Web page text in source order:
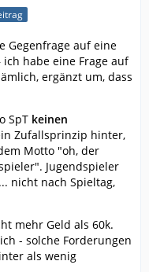
Gegenfrage auf eine
habe eine Frage auf
ergänzt um, dass
SpT keinen
Zufallsprinzip hinter,
Motto "oh, der
Jugendspieler
nicht nach Spieltag,
mehr Geld als 60k.
- solche Forderungen
als wenig